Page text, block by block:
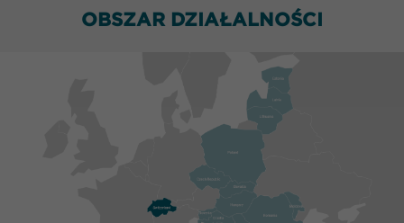
OBSZAR DZIAŁALNOŚCI